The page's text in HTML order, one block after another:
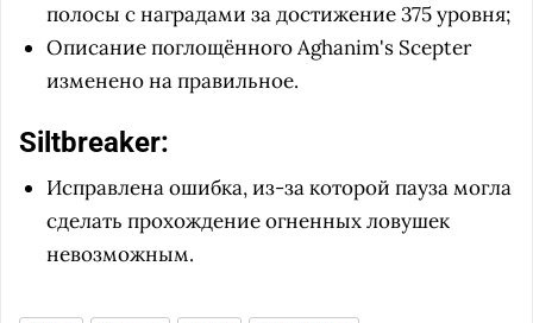
полосы с наградами за достижение 375 уровня;
Описание поглощённого Aghanim's Scepter
изменено на правильное.
Siltbreaker:
Исправлена ошибка, из-за которой пауза могла
сделать прохождение огненных ловушек
невозможным.